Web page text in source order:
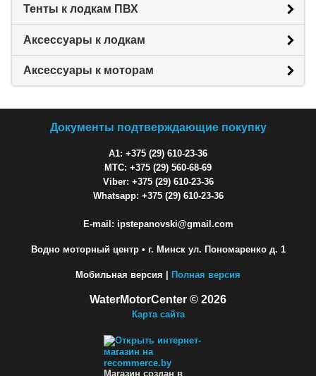
Тенты к лодкам ПВХ
Аксессуары к лодкам
Аксессуары к моторам
Документы подтверждающие покупку
A1: +375 (29) 610-23-36
МТС: +375 (29) 560-68-69
Viber: +375 (29) 610-23-36
Whatsapp: +375 (29) 610-23-36
E-mail: ipstepanovski@gmail.com
Водно моторный центр• г. Минск ул. Пономаренко д. 1
Мобильная версия | Полная версия
WaterMotorCenter © 2026
Карта сайта
Магазин создан в